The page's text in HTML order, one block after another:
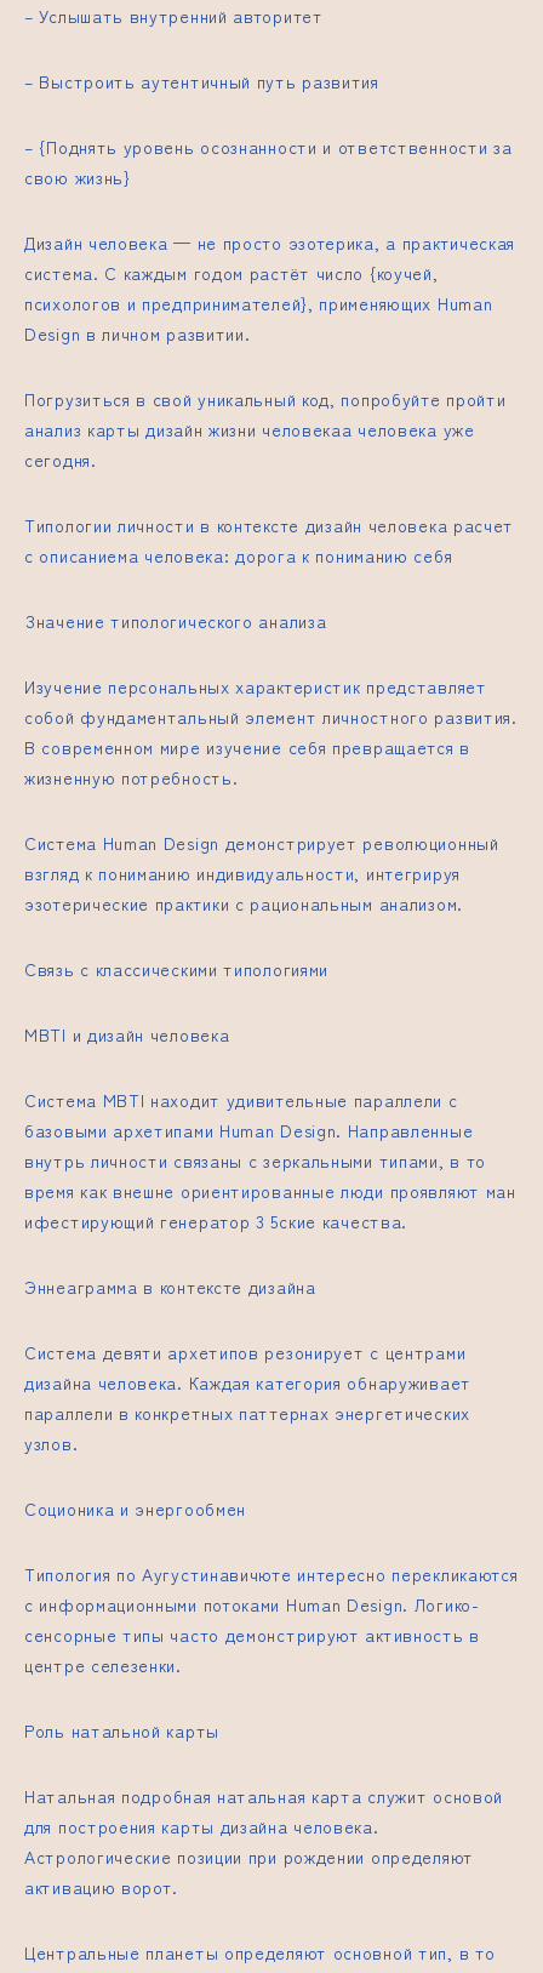
– Услышать внутренний авторитет
– Выстроить аутентичный путь развития
– {Поднять уровень осознанности и ответственности за
свою жизнь}
Дизайн человека — не просто эзотерика, а практическая
система. С каждым годом растёт число {коучей,
психологов и предпринимателей}, применяющих Human
Design в личном развитии.
Погрузиться в свой уникальный код, попробуйте пройти
анализ картыдизайн жизни человекаа человека уже
сегодня.
Типологии личности в контексте дизайн человека расчет
с описаниема человека: дорога к пониманию себя
Значение типологического анализа
Изучение персональных характеристик представляет
собой фундаментальный элемент личностного развития.
В современном мире изучение себя превращается в
жизненную потребность.
Система Human Design демонстрирует революционный
взгляд к пониманию индивидуальности, интегрируя
эзотерические практики с рациональным анализом.
Связь с классическими типологиями
MBTI и дизайн человека
Система MBTI находит удивительные параллели с
базовыми архетипами Human Design. Направленные
внутрь личности связаны с зеркальными типами, в то
время как внешне ориентированные люди проявляют ман
ифестирующий генератор 3 5ские качества.
Эннеаграмма в контексте дизайна
Система девяти архетипов резонирует с центрами
дизайна человека. Каждая категория обнаруживает
параллели в конкретных паттернах энергетических
узлов.
Соционика и энергообмен
Типология по Аугустинавичюте интересно перекликаются
с информационными потоками Human Design. Логико-
сенсорные типы часто демонстрируют активность в
центре селезенки.
Роль натальной карты
Натальная подробная натальная карта служит основой
для построения карты дизайна человека.
Астрологические позиции при рождении определяют
активацию ворот.
Центральные планеты определяют основной тип, в то